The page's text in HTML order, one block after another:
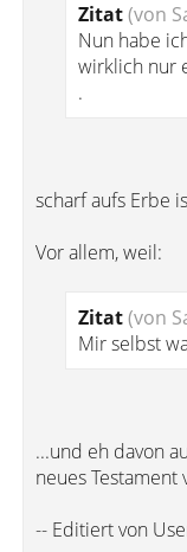
Zitat(von
Nun habe
wirklich nur
.
scharf aufs Erbe
Vor allem, weil:
Zitat(von
Mir selbst
...und eh davon
neues Testament
-- Editiert von